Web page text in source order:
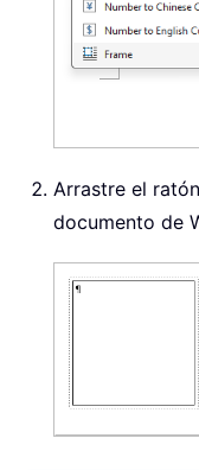
Arrastre el
documento de